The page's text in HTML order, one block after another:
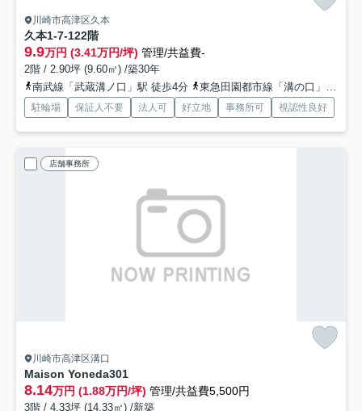
川崎市高津区久本
久本1-7-122階
9.9万円 (3.41万円/坪) 管理/共益費-
2階 / 2.90坪 (9.60㎡) /築30年
南武線「武蔵溝ノ口」駅 徒歩4分
東急田園都市線「溝の口」駅 徒歩5分
駐輪場 保証人不要 法人可 好立地 事務所可 視認性良好
店舗事務所
川崎市高津区溝口
Maison Yoneda301
8.14万円 (1.88万円/坪) 管理/共益費5,500円
3階 / 4.33坪 (14.33㎡) /新築